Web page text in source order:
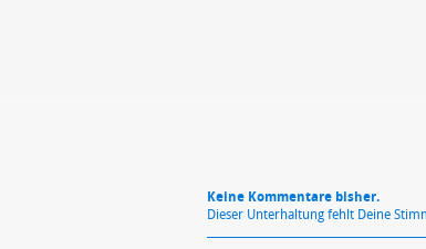
Keine Kommentare bisher.
Dieser Unterhaltung fehlt Deine